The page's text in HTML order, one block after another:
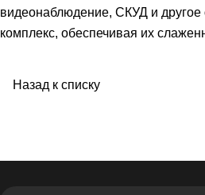
видеонаблюдение, СКУД и
комплекс, обеспечивая их
Назад к списку